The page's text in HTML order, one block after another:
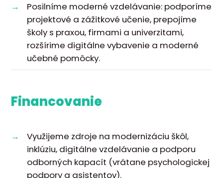
Posilníme moderné vzdelávanie: podporíme
projektové a zážitkové učenie, prepojíme
školy s praxou, firmami a univerzitami,
rozšírime digitálne vybavenie a moderné
učebné pomôcky.
Financovanie
Využijeme zdroje na modernizáciu škôl,
inklúziu, digitálne vzdelávanie a podporu
odborných kapacít (vrátane psychologickej
podpory a asistentov).